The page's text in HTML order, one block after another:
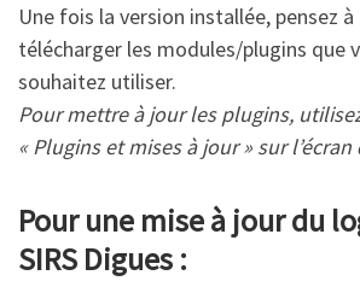
Une fois la version installée, pensez
télécharger les modules/plugins que
souhaitez utiliser.
Pour mettre à jour les plugins,
« Plugins et mises à jour » sur l’écran
Pour une mise à jour du
SIRS Digues :